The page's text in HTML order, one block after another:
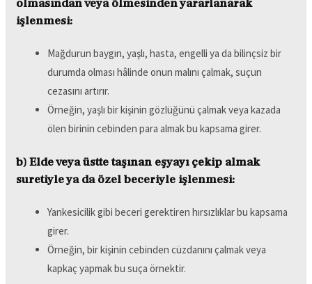
olmasından veya ölmesinden yararlanarak
işlenmesi:
Mağdurun baygın, yaşlı, hasta, engelli ya da bilinçsiz bir
durumda olması hâlinde onun malını çalmak, suçun
cezasını artırır.
Örneğin, yaşlı bir kişinin gözlüğünü çalmak veya kazada
ölen birinin cebinden para almak bu kapsama girer.
b) Elde veya üstte taşınan eşyayı çekip almak
suretiyle ya da özel beceriyle işlenmesi:
Yankesicilik gibi beceri gerektiren hırsızlıklar bu kapsama
girer.
Örneğin, bir kişinin cebinden cüzdanını çalmak veya
kapkaç yapmak bu suça örnektir.